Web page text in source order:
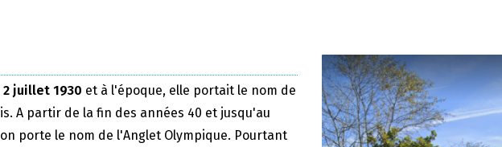
2 juillet 1930 et à l'époque, elle portait le nom de
A partir de la fin des années 40 et jusqu'au
porte le nom de l'Anglet Olympique. Pourtant